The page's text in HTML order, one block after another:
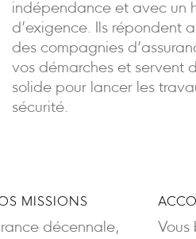
indépendance et avec un
d’exigence. Ils répondent
des compagnies
vos démarches et servent
solide pour lancer les
sécurité.
MISSIONS
décennale,
Vous